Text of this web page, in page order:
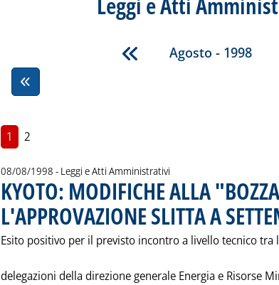
Agosto - 1998
1 2
08/08/1998 - Leggi e Atti Amministrativi
KYOTO: MODIFICHE ALLA
L'APPROVAZIONE SLITTA A
Esito positivo per il previsto incontro a livello tecnico tra
delegazioni della direzione generale Energia e Risorse